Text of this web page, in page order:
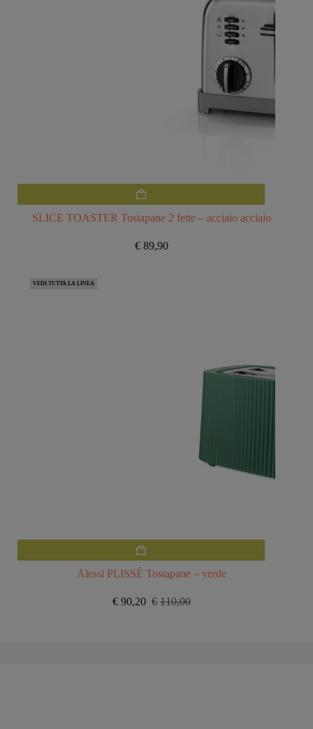
SLICE TOASTER Tostapane 2 fette – acciaio acciaio
€ 89,90
VEDI TUTTA LA LINEA
Alessi PLISSÉ Tostapane – verde
€ 110,00
Il
€ 90,20 Il